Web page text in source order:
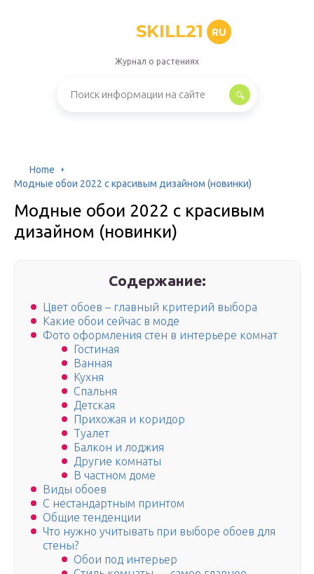
SKILL21 RU
Журнал о растениях
Home
Модные обои 2022 с красивым дизайном (новинки)
Модные обои 2022 с красивым
дизайном (новинки)
Содержание:
Цвет обоев – главный критерий выбора
Какие обои сейчас в моде
Фото оформления стен в интерьере комнат
Гостиная
Ванная
Кухня
Спальня
Детская
Прихожая и коридор
Туалет
Балкон и лоджия
Другие комнаты
В частном доме
Виды обоев
С нестандартным принтом
Общие тенденции
Что нужно учитывать при выборе обоев для
стены?
Обои под интерьер